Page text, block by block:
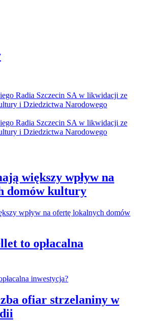
większy wpływ na
domów kultury
to opłacalna
ofiar strzelaniny w